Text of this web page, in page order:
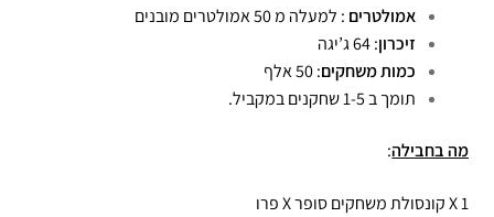
אמולטרים : למעלה מ 50 אמולטרים מובנים
זיכרון: 64 ג’יגה
כמות משחקים: 50 אלף
תומך ב 1-5 שחקנים במקביל.
מה בחבילה:
1 X קונסולת משחקים סופר X פרו